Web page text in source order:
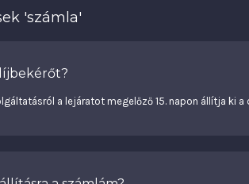
'számla'
a lejáratot megelőző 15. napon állítja ki